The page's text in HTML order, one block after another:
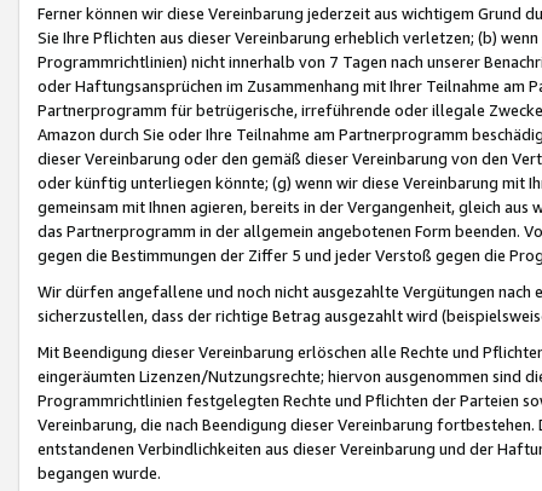
Ferner können wir diese Vereinbarung jederzeit aus wichtigem Grund
Sie Ihre Pflichten aus dieser Vereinbarung erheblich verletzen; (b)
Programmrichtlinien) nicht innerhalb von 7 Tagen nach unserer
oder Haftungsansprüchen im Zusammenhang mit Ihrer Teilnahme am
Partnerprogramm für betrügerische, irreführende oder illegale
Amazon durch Sie oder Ihre Teilnahme am Partnerprogramm
dieser Vereinbarung oder den gemäß dieser Vereinbarung von den
oder künftig unterliegen könnte; (g) wenn wir diese Vereinbarung mit
gemeinsam mit Ihnen agieren, bereits in der Vergangenheit, gleich
das Partnerprogramm in der allgemein angebotenen Form beenden.
gegen die Bestimmungen der Ziffer 5 und jeder Verstoß gegen die
Wir dürfen angefallene und noch nicht ausgezahlte Vergütungen
sicherzustellen, dass der richtige Betrag ausgezahlt wird
Mit Beendigung dieser Vereinbarung erlöschen alle Rechte und
eingeräumten Lizenzen/Nutzungsrechte; hiervon ausgenommen sind
Programmrichtlinien festgelegten Rechte und Pflichten der Parteien
Vereinbarung, die nach Beendigung dieser Vereinbarung
entstandenen Verbindlichkeiten aus dieser Vereinbarung und der
begangen wurde.